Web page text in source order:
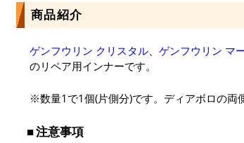
商品紹介
ゲンフウリン クリスタル、 ゲンフウリン マ
のリペア用インナーです。
※数量1で1個(片側分)です。ディアボロの両
注意事項